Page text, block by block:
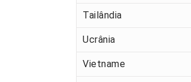
Tailândia
Ucrânia
Vietname